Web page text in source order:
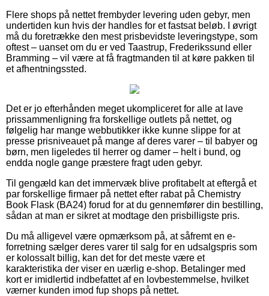
Flere shops på nettet frembyder levering uden gebyr, men
undertiden kun hvis der handles for et fastsat beløb. I øvrigt
må du foretrække den mest prisbevidste leveringstype, som
oftest – uanset om du er ved Taastrup, Frederikssund eller
Bramming – vil være at få fragtmanden til at køre pakken til
et afhentningssted.
Det er jo efterhånden meget ukompliceret for alle at lave
prissammenligning fra forskellige outlets på nettet, og
følgelig har mange webbutikker ikke kunne slippe for at
presse prisniveauet på mange af deres varer – til babyer og
børn, men ligeledes til herrer og damer – helt i bund, og
endda nogle gange præstere fragt uden gebyr.
Til gengæld kan det immervæk blive profitabelt at eftergå et
par forskellige firmaer på nettet efter rabat på Chemistry
Book Flask (BA24) forud for at du gennemfører din bestilling,
sådan at man er sikret at modtage den prisbilligste pris.
Du må alligevel være opmærksom på, at såfremt en e-
forretning sælger deres varer til salg for en udsalgspris som
er kolossalt billig, kan det for det meste være et
karakteristika der viser en uærlig e-shop. Betalinger med
kort er imidlertid indbefattet af en lovbestemmelse, hvilket
værner kunden imod fup shops på nettet.